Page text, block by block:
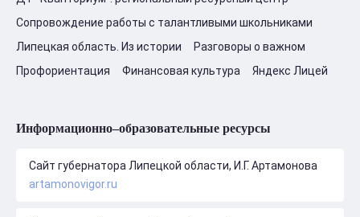
Сопровождение работы с талантливыми школьниками
Липецкая область. Из истории
Разговоры о важном
Профориентация
Финансовая культура Яндекс Лицей
Информационно–образовательные ресурсы
Сайт губернатора Липецкой области, И.Г. Артамонова
artamonovigor.ru